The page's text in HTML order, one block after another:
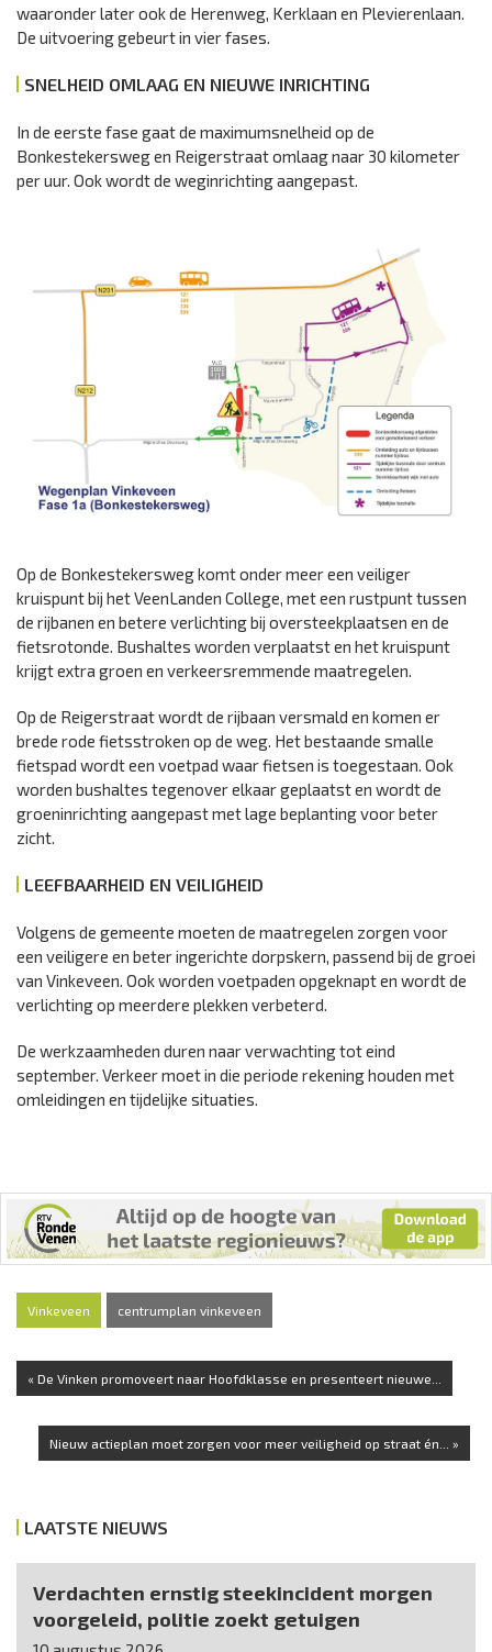
waaronder later ook de Herenweg, Kerklaan en Plevierenlaan.
De uitvoering gebeurt in vier fases.
SNELHEID OMLAAG EN NIEUWE INRICHTING
In de eerste fase gaat de maximumsnelheid op de
Bonkestekersweg en Reigerstraat omlaag naar 30 kilometer
per uur. Ook wordt de weginrichting aangepast.
Op de Bonkestekersweg komt onder meer een veiliger
kruispunt bij het VeenLanden College, met een rustpunt tussen
de rijbanen en betere verlichting bij oversteekplaatsen en de
fietsrotonde. Bushaltes worden verplaatst en het kruispunt
krijgt extra groen en verkeersremmende maatregelen.
Op de Reigerstraat wordt de rijbaan versmald en komen er
brede rode fietsstroken op de weg. Het bestaande smalle
fietspad wordt een voetpad waar fietsen is toegestaan. Ook
worden bushaltes tegenover elkaar geplaatst en wordt de
groeninrichting aangepast met lage beplanting voor beter
zicht.
LEEFBAARHEID EN VEILIGHEID
Volgens de gemeente moeten de maatregelen zorgen voor
een veiligere en beter ingerichte dorpskern, passend bij de groei
van Vinkeveen. Ook worden voetpaden opgeknapt en wordt de
verlichting op meerdere plekken verbeterd.
De werkzaamheden duren naar verwachting tot eind
september. Verkeer moet in die periode rekening houden met
omleidingen en tijdelijke situaties.
Vinkeveen centrumplan vinkeveen
« De Vinken promoveert naar Hoofdklasse en presenteert nieuwe...
Nieuw actieplan moet zorgen voor meer veiligheid op straat én... »
LAATSTE NIEUWS
Verdachten ernstig steekincident morgen
voorgeleid, politie zoekt getuigen